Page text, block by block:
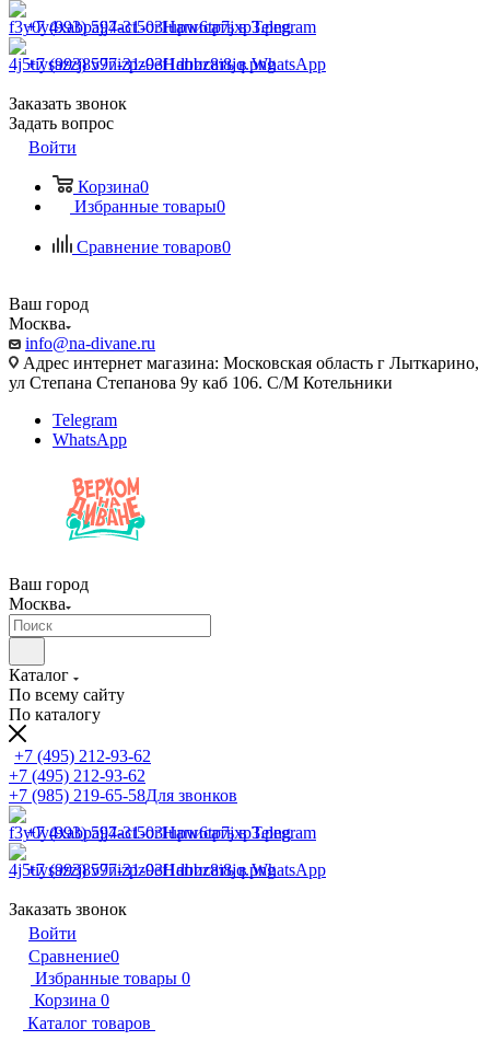
+7 (993) 597-31-03Написать в Telegram
+7 (993) 597-31-03Написать в WhatsApp
Заказать звонок
Задать вопрос
Войти
Корзина0
Избранные товары0
Сравнение товаров0
Ваш город
Москва
info@na-divane.ru
Адрес интернет магазина: Московская область г Лыткарино,
ул Степана Степанова 9у каб 106. С/М Котельники
Telegram
WhatsApp
Ваш город
Москва
Каталог
По всему сайту
По каталогу
+7 (495) 212-93-62
+7 (495) 212-93-62
+7 (985) 219-65-58Для звонков
+7 (993) 597-31-03Написать в Telegram
+7 (993) 597-31-03Написать в WhatsApp
Заказать звонок
Войти
Сравнение0
Избранные товары 0
Корзина 0
Каталог товаров